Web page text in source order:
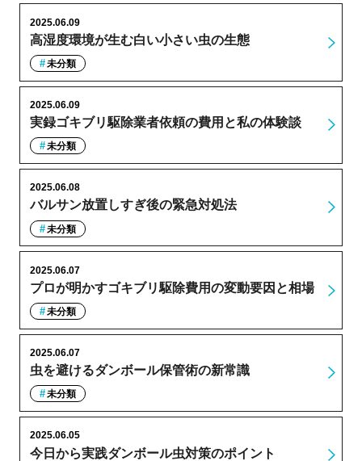
高湿度環境が生む白い小さい虫の生態
2025.06.09
未分類
実録ゴキブリ駆除業者依頼の費用と私の体験談
2025.06.09
未分類
バルサン放置しすぎ後の緊急対処法
2025.06.08
未分類
プロが明かすゴキブリ駆除費用の変動要因と相場
2025.06.07
未分類
虫を避けるダンボール保管術の新常識
2025.06.07
未分類
今日から実践ダンボール虫対策のポイント
2025.06.05